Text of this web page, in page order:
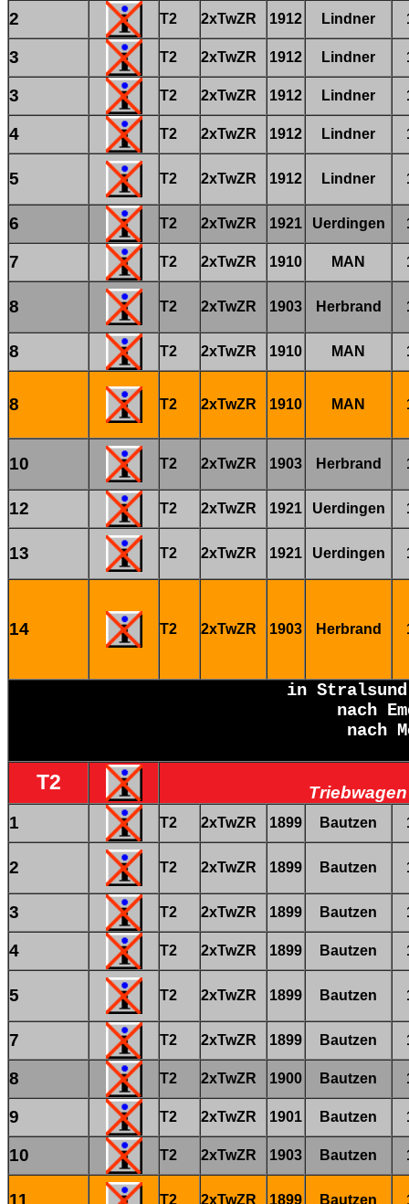
2 T2 2xTwZR 1912 Lindner
3 T2 2xTwZR 1912 Lindner
3 T2 2xTwZR 1912 Lindner
4 T2 2xTwZR 1912 Lindner
5 T2 2xTwZR 1912 Lindner
6 T2 2xTwZR 1921 Uerdingen
7 T2 2xTwZR 1910 MAN
8 T2 2xTwZR 1903 Herbrand
8 T2 2xTwZR 1910 MAN
8 T2 2xTwZR 1910 MAN
10 T2 2xTwZR 1903 Herbrand
12 T2 2xTwZR 1921 Uerdingen
13 T2 2xTwZR 1921 Uerdingen
14 T2 2xTwZR 1903 Herbrand
in
nach
nach
T2
1
T2 2xTwZR 1899 Bautzen
2 T2 2xTwZR 1899 Bautzen
3 T2 2xTwZR 1899 Bautzen
4 T2 2xTwZR 1899 Bautzen
5 T2 2xTwZR 1899 Bautzen
7 T2 2xTwZR 1899 Bautzen
8 T2 2xTwZR 1900 Bautzen
9 T2 2xTwZR 1901 Bautzen
10 T2 2xTwZR 1903 Bautzen
11 T2 2xTwZR 1899 Bautzen